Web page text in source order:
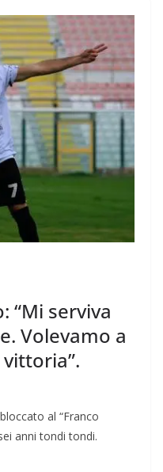
“Mi serviva
Volevamo a
al “Franco
anni tondi tondi.